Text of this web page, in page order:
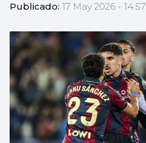
Publicado: 17 May 2026 - 14:57